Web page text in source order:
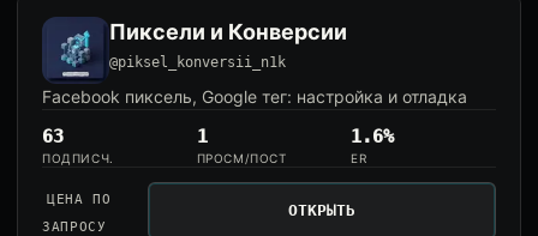
Пиксели и Конверсии
@piksel_konversii_n1k
Facebook пиксель, Google тег: настройка и отладка
63
ПОДПИСЧ.
1
ПРОСМ/ПОСТ
1.6%
ER
ЦЕНА ПО
ЗАПРОСУ
ОТКРЫТЬ